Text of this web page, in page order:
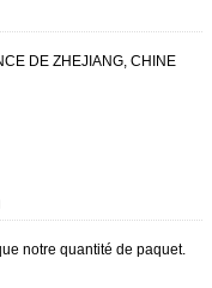
DE ZHEJIANG, CHINE
notre quantité de paquet.